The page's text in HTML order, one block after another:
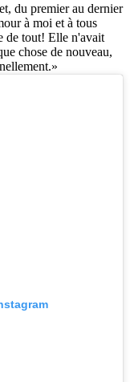
du premier au dernier
à moi et à tous
de tout! Elle n'avait
chose de nouveau,